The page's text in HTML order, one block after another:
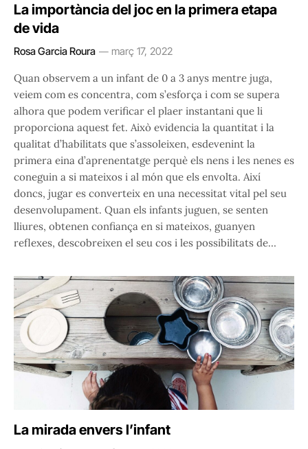
La importància del joc en la primera etapa
de vida
Rosa Garcia Roura març 17, 2022
Quan observem a un infant de 0 a 3 anys mentre juga,
veiem com es concentra, com s’esforça i com se supera
alhora que podem verificar el plaer instantani que li
proporciona aquest fet. Això evidencia la quantitat i la
qualitat d’habilitats que s’assoleixen, esdevenint la
primera eina d’aprenentatge perquè els nens i les nenes es
coneguin a si mateixos i al món que els envolta. Així
doncs, jugar es converteix en una necessitat vital pel seu
desenvolupament. Quan els infants juguen, se senten
lliures, obtenen confiança en si mateixos, guanyen
reflexes, descobreixen el seu cos i les possibilitats de…
La mirada envers l’infant